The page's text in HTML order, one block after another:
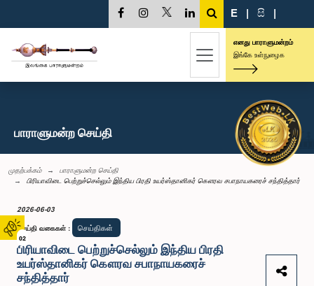
02
E | සි |
எனது பாராளுமன்றம்
இங்கே உள்நுழைக
பாராளுமன்ற செய்தி
முதற்பக்கம்
பாராளுமன்ற செய்தி
பிரியாவிடை பெற்றுச்செல்லும் இந்திய பிரதி உயர்ஸ்தானிகர் கௌரவ சபாநாயகரைச் சந்தித்தார்
2026-06-03
செய்தி வகைகள் : செய்திகள்
பிரியாவிடை பெற்றுச்செல்லும் இந்திய பிரதி
உயர்ஸ்தானிகர் கௌரவ சபாநாயகரைச்
சந்தித்தார்